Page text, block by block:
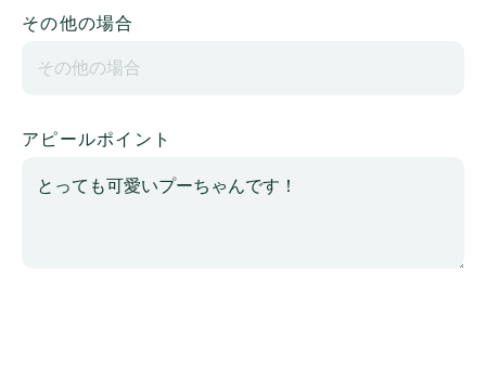
その他の場合
アピールポイント